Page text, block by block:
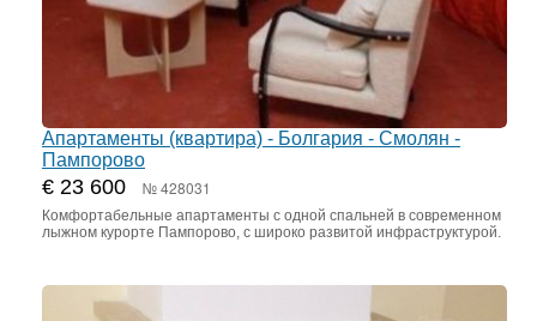
Апартаменты (квартира) - Болгария - Смолян -
Пампорово
€ 23 600 № 428031
Комфортабельные апартаменты с одной спальней в современном
лыжном курорте Пампорово, с широко развитой инфраструктурой.